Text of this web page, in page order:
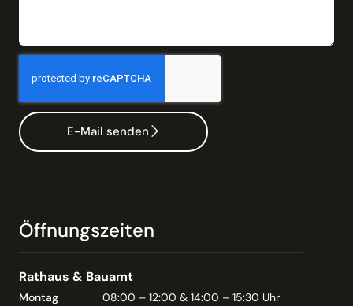
E-Mail senden
Öffnungszeiten
Rathaus & Bauamt
Montag
08:00 – 12:00 & 14:00 – 15:30 Uhr